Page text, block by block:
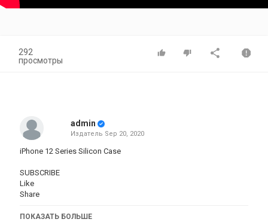
292
просмотры
admin
Издатель Sep 20, 2020
iPhone 12 Series Silicon Case
SUBSCRIBE
Like
Share
Категория
ПОКАЗАТЬ БОЛЬШЕ